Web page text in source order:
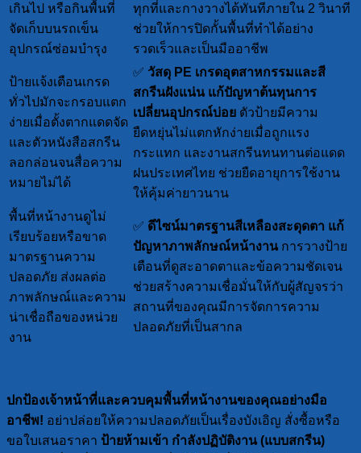
เกินไป หรือกินพื้นที่
จัดเก็บบนรถเข็น
อุปกรณ์ซ่อมบำรุง
ทุกที่และกางวางได้ทันทีภายใน 2 วินาที
ช่วยให้การปิดกั้นพื้นที่ทำได้อย่าง
รวดเร็วและเป็นมืออาชีพ
ป้ายแจ้งเตือนเกรด
ทั่วไปมักจะกรอบแตก
ง่ายเมื่อตั้งตากแดดจัด
และตัวหนังสือสกรีน
ลอกล่อนจนสื่อความ
หมายไม่ได้
✅ วัสดุ PE เกรดอุตสาหกรรมและสี
สกรีนฝังแน่น แก้ปัญหาต้นทุนการ
เปลี่ยนอุปกรณ์บ่อย ตัวป้ายมีความ
ยืดหยุ่นไม่แตกหักง่ายเมื่อถูกแรง
กระแทก และงานสกรีนทนทานต่อแดด
ฝนประเทศไทย ช่วยยืดอายุการใช้งาน
ให้คุ้มค่ายาวนาน
พื้นที่หน้างานดูไม่
เรียบร้อยหรือขาด
มาตรฐานความ
ปลอดภัย ส่งผลต่อ
ภาพลักษณ์และความ
น่าเชื่อถือของหน่วย
งาน
✅ ดีไซน์มาตรฐานสีเหลืองสะดุดตา แก้
ปัญหาภาพลักษณ์หน้างานการวางป้าย
เตือนที่ดูสะอาดตาและข้อความชัดเจน
ช่วยสร้างความเชื่อมั่นให้กับผู้สัญจรว่า
สถานที่ของคุณมีการจัดการความ
ปลอดภัยที่เป็นสากล
ปกป้องเจ้าหน้าที่และควบคุมพื้นที่หน้างานของคุณอย่างมือ
อาชีพ! อย่าปล่อยให้ความปลอดภัยเป็นเรื่องบังเอิญ สั่งซื้อหรือ
ขอใบเสนอราคา ป้ายห้ามเข้า กำลังปฏิบัติงาน (แบบสกรีน)